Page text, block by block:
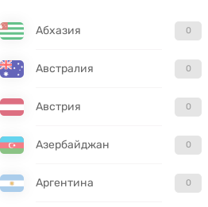
Абхазия 0
Австралия 0
Австрия 0
Азербайджан 0
Аргентина 0